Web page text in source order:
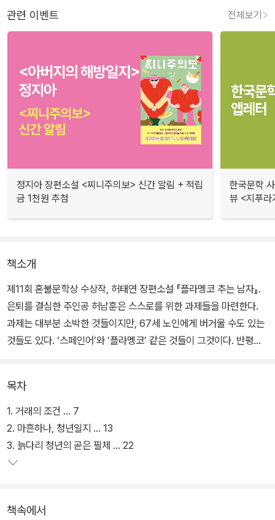
관련 이벤트 전체보기
정지아 장편소설 <찌니주의보> 신간 알림 + 적립
금 1천원 추첨
한국문학
뷰 <지푸라
책소개
제11회 혼불문학상 수상작, 허태연 장편소설 『플라멩코 추는 남자』.
은퇴를 결심한 주인공 허남훈은 스스로를 위한 과제들을 마련한다.
과제는 대부분 소박한 것들이지만, 67세 노인에게 버거울 수도 있는
것들도 있다. ‘스페인어’와 ‘플라멩코’ 같은 것들이 그것이다. 반평생
우여곡절을 맞닥뜨린다.
10년 역사의 혼불문학상은 올해 대대적인 재정비를 통해 상금을 7,0
00만 원으로 대폭 상향 조정하면서 더 새롭고 의미 있는 문학상으로
거듭나기 위한 발판을 마련했다. 상금뿐만 아니라 심사위원회의 대대
피디한 전개는 작가의 필력이 훌륭한 수준에 이르렀음을 증명”한다
목차
1. 거래의 조건 … 7
2. 마흔하나, 청년일지 … 13
3. 늙다리 청년의 곧은 필체 … 22
책속에서